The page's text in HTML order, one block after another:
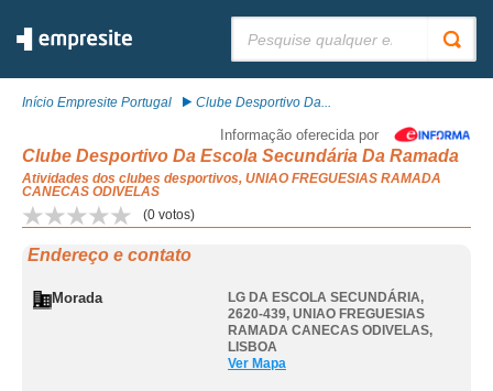
Início Empresite Portugal Clube Desportivo Da...
Informação oferecida por
Clube Desportivo Da Escola Secundária Da Ramada
Atividades dos clubes desportivos, UNIAO FREGUESIAS RAMADA
CANECAS ODIVELAS
(0 votos)
Endereço e contato
Morada
LG DA ESCOLA SECUNDÁRIA,
2620-439, UNIAO FREGUESIAS
RAMADA CANECAS ODIVELAS,
LISBOA
Ver Mapa